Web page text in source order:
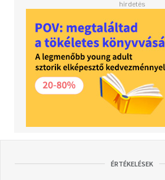
ÉRTÉKELÉSEK